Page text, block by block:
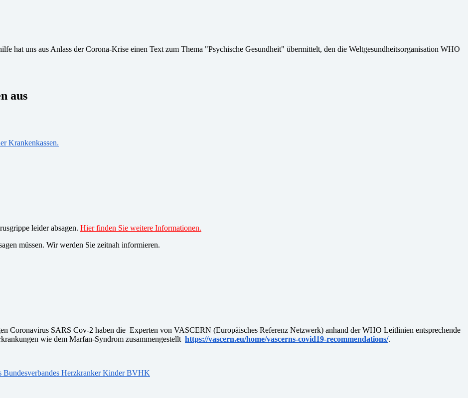
hat uns aus Anlass der Corona-Krise einen Text zum Thema "Psychische Gesundheit" übermittelt, den die Weltgesundheitsorganisation WHO
aus
Krankenkassen.
leider absagen. Hier finden Sie weitere Informationen.
müssen. Wir werden Sie zeitnah informieren.
Coronavirus SARS Cov-2 haben die Experten von VASCERN (Europäisches Referenz Netzwerk) anhand der WHO Leitlinien entsprechende
wie dem Marfan-Syndrom zusammengestellt https://vascern.eu/home/vascerns-covid19-recommendations/.
Bundesverbandes Herzkranker Kinder BVHK